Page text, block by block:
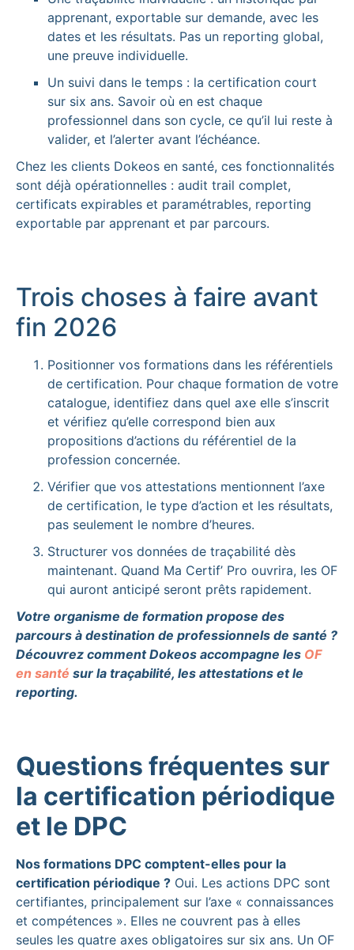
apprenant, exportable sur demande, avec les
dates et les résultats. Pas un reporting global,
une preuve individuelle.
Un suivi dans le temps : la certification court
sur six ans. Savoir où en est chaque
professionnel dans son cycle, ce qu’il lui reste à
valider, et l’alerter avant l’échéance.
Chez les clients Dokeos en santé, ces fonctionnalités
sont déjà opérationnelles : audit trail complet,
certificats expirables et paramétrables, reporting
exportable par apprenant et par parcours.
Trois choses à faire avant
fin 2026
Positionner vos formations dans les référentiels
de certification. Pour chaque formation de votre
catalogue, identifiez dans quel axe elle s’inscrit
et vérifiez qu’elle correspond bien aux
propositions d’actions du référentiel de la
profession concernée.
Vérifier que vos attestations mentionnent l’axe
de certification, le type d’action et les résultats,
pas seulement le nombre d’heures.
Structurer vos données de traçabilité dès
maintenant. Quand Ma Certif’ Pro ouvrira, les OF
qui auront anticipé seront prêts rapidement.
Votre organisme de formation propose des
parcours à destination de professionnels de santé ?
Découvrez comment Dokeos accompagne les OF
en santé sur la traçabilité, les attestations et le
reporting.
Questions fréquentes sur
la certification périodique
et le DPC
Nos formations DPC comptent-elles pour la
certification périodique ? Oui. Les actions DPC sont
certifiantes, principalement sur l’axe « connaissances
et compétences ». Elles ne couvrent pas à elles
seules les quatre axes obligatoires sur six ans. Un OF